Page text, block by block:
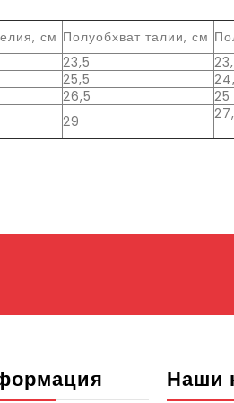
см Полуобхват талии, см
23,5
25,5
26,5
25
29
Наши